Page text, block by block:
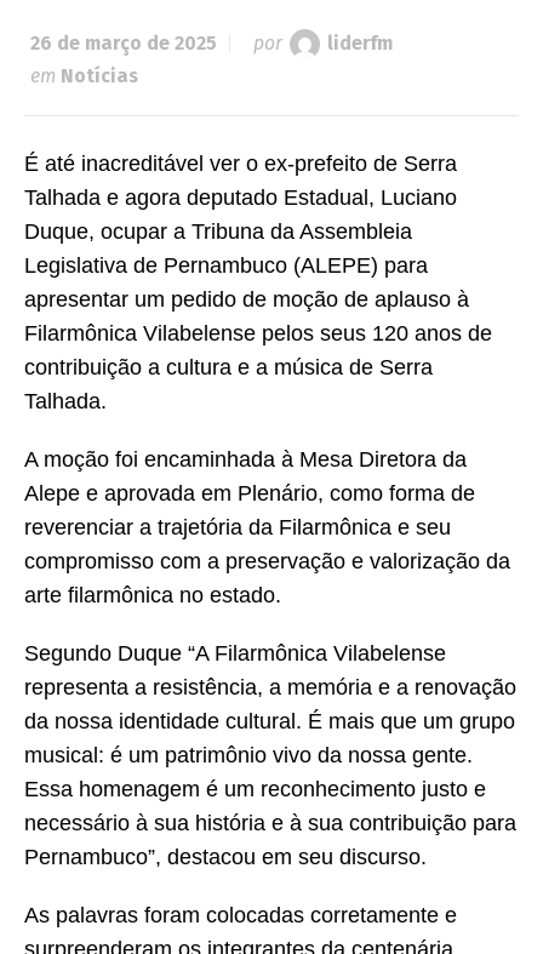
26 de março de 2025 por
liderfm
em Notícias
É até inacreditável ver o ex-prefeito de Serra
Talhada e agora deputado Estadual, Luciano
Duque, ocupar a Tribuna da Assembleia
Legislativa de Pernambuco (ALEPE) para
apresentar um pedido de moção de aplauso à
Filarmônica Vilabelense pelos seus 120 anos de
contribuição a cultura e a música de Serra
Talhada.
A moção foi encaminhada à Mesa Diretora da
Alepe e aprovada em Plenário, como forma de
reverenciar a trajetória da Filarmônica e seu
compromisso com a preservação e valorização da
arte filarmônica no estado.
Segundo Duque “A Filarmônica Vilabelense
representa a resistência, a memória e a renovação
da nossa identidade cultural. É mais que um grupo
musical: é um patrimônio vivo da nossa gente.
Essa homenagem é um reconhecimento justo e
necessário à sua história e à sua contribuição para
Pernambuco”, destacou em seu discurso.
As palavras foram colocadas corretamente e
surpreenderam os integrantes da centenária